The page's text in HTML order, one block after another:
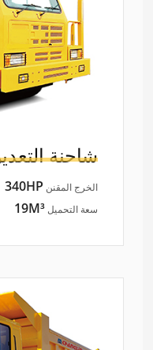
شاحنة
الخرج المقنن 340HP
سعة التحميل19M³